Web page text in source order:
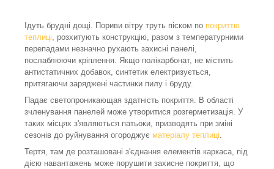
Ідуть брудні дощі. Пориви вітру труть піском по покриттю
теплиці , розхитують конструкцію, разом з температурними
перепадами незначно рухають захисні панелі,
послаблюючи кріплення. Якщо полікарбонат, не містить
антистатичних добавок, синтетик електризується,
притягаючи заряджені частинки пилу і бруду.
Падає светопроникающая здатність покриття. В області
зчленування панелей може утворитися розгерметизація. У
таких місцях з'являються патьоки, призводять при зміні
сезонів до руйнування огороджує матеріалу теплиці
Тертя, там де розташовані з'єднання елементів каркаса, під
дією навантажень може порушити захисне покриття, що